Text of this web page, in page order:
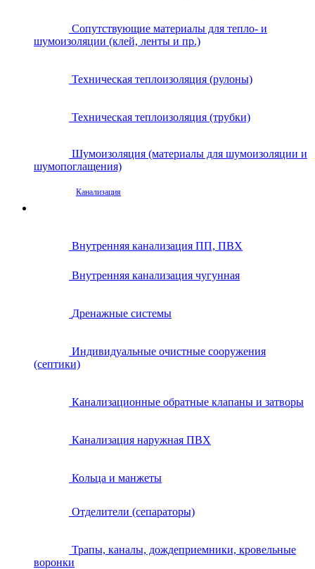
Сопутствующие материалы для тепло- и
шумоизоляции (клей, ленты и пр.)
Техническая теплоизоляция (рулоны)
Техническая теплоизоляция (трубки)
Шумоизоляция (материалы для шумоизоляции и
шумопоглащения)
Канализация
Внутренняя канализация ПП, ПВХ
Внутренняя канализация чугунная
Дренажные системы
Индивидуальные очистные сооружения
(септики)
Канализационные обратные клапаны и затворы
Канализация наружная ПВХ
Кольца и манжеты
Отделители (сепараторы)
Трапы, каналы, дождеприемники, кровельные
воронки